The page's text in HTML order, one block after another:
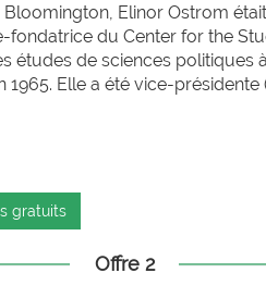
Bloomington, Elinor Ostrom
du Center for the
études de sciences politiques
Elle a été vice-présidente
gratuits
Offre 2